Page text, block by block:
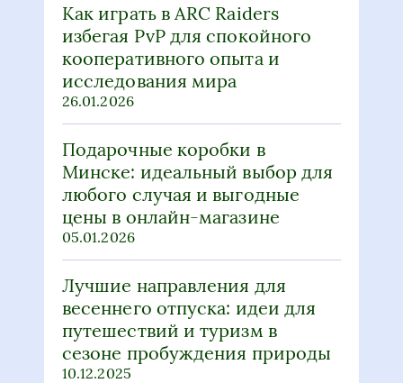
Как играть в ARC Raiders
избегая PvP для спокойного
кооперативного опыта и
исследования мира
26.01.2026
Подарочные коробки в
Минске: идеальный выбор для
любого случая и выгодные
цены в онлайн-магазине
05.01.2026
Лучшие направления для
весеннего отпуска: идеи для
путешествий и туризм в
сезоне пробуждения природы
10.12.2025